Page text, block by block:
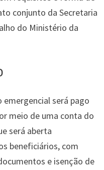
conjunto da Secretaria
do Ministério da
será pago
meio de uma conta do
será aberta
beneficiários, com
e isenção de